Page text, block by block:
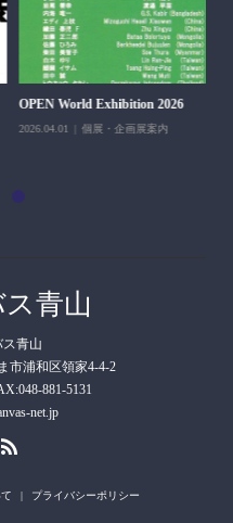
OPEN World Exhibition 2026
2026.04.01 個展・企画展案内
青山
バス青山
市浦和区領家4-4-2
881-5131
net.jp
プライバシーポリシー